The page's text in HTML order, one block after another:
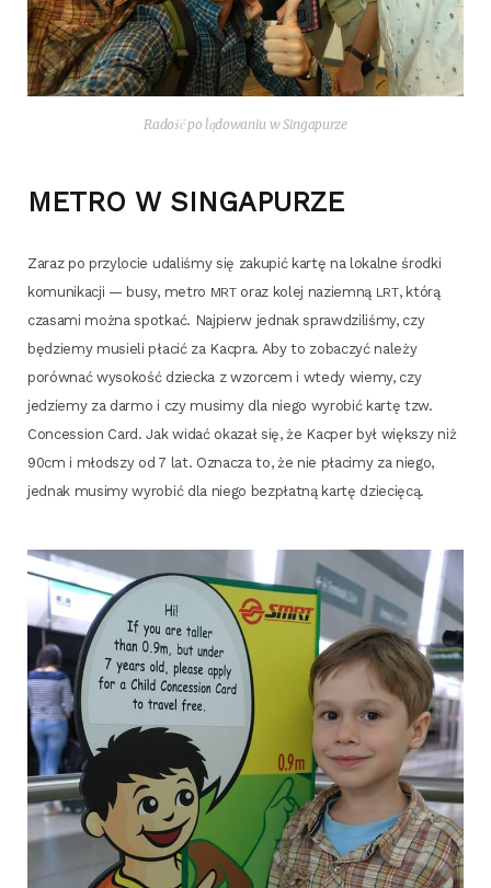
Radość po lądowaniu w Singapurze
METRO W SINGAPURZE
Zaraz po przy­lo­cie uda­li­śmy się zaku­pić kar­tę na lokal­ne środ­ki
komu­ni­ka­cji — busy, metro MRToraz kolej naziem­ną LRT, któ­rą
cza­sa­mi moż­na spo­tkać. Naj­pierw jed­nak spraw­dzi­li­śmy, czy
będzie­my musie­li pła­cić za Kac­pra. Aby to zoba­czyć nale­ży
porów­nać wyso­kość dziec­ka z wzor­cem i wte­dy wie­my, czy
jedzie­my za dar­mo i czy musi­my dla nie­go wyro­bić kar­tę tzw.
Con­ces­sion Card. Jak widać oka­zał się, że Kac­per był więk­szy niż
90cm i młod­szy od 7 lat. Ozna­cza to, że nie pła­ci­my za nie­go,
jed­nak musi­my wyro­bić dla nie­go bez­płat­ną kar­tę dziecięcą.